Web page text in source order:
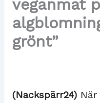
veganmat
grönt”
(Nackspärr24)När